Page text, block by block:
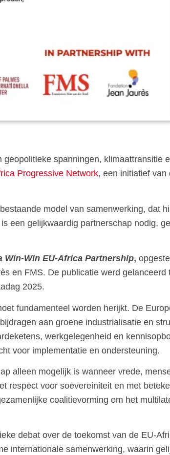
spanningen, klimaattransitie
Progressive Network, een initiatief van
model van samenwerking, dat
een gelijkwaardig partnerschap nodig,
Win EU-Africa Partnership,
en FMS. De publicatie werd gelanceerd
2025.
fundamenteel worden herijkt. De
aan groene industrialisatie en
werkgelegenheid en
voor implementatie en ondersteuning.
alleen mogelijk is wanneer vrede,
respect voor soevereiniteit en met
coalitievorming om het
debat over de toekomst van de EU-
internationale samenwerking, waarin